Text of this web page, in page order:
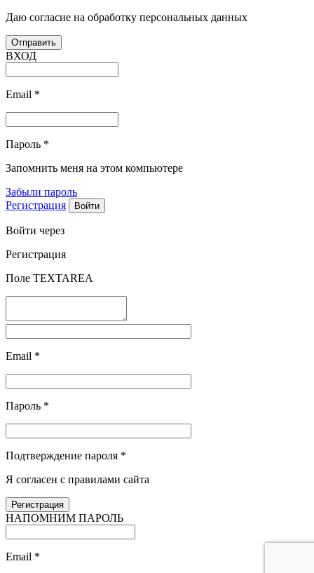
Даю согласие на обработку персональных данных
ВХОД
Email *
Пароль *
Запомнить меня на этом компьютере
Забыли пароль
Регистрация
Войти через
Регистрация
Поле TEXTAREA
Email *
Пароль *
Подтверждение пароля *
Я согласен с правилами сайта
НАПОМНИМ ПАРОЛЬ
Email *